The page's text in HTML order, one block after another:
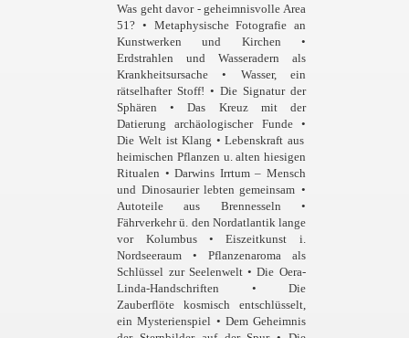
Was geht davor - geheimnisvolle Area
51? • Metaphysische Fotografie an
Kunstwerken und Kirchen •
Erdstrahlen und Wasseradern als
Krankheitsursache • Wasser, ein
rätselhafter Stoff! • Die Signatur der
Sphären• Das Kreuz mit der
Datierung archäologischer Funde •
Die Welt ist Klang • Lebenskraft aus
heimischen Pflanzen u. alten hiesigen
Ritualen • Darwins Irrtum – Mensch
und Dinosaurier lebten gemeinsam •
Autoteile aus Brennesseln •
Fährverkehr ü. den Nordatlantik lange
vor Kolumbus • Eiszeitkunst i.
Nordseeraum • Pflanzenaroma als
Schlüssel zur Seelenwelt • Die Oera-
Linda-Handschriften • Die
Zauberflöte kosmisch entschlüsselt,
ein Mysterienspiel • Dem Geheimnis